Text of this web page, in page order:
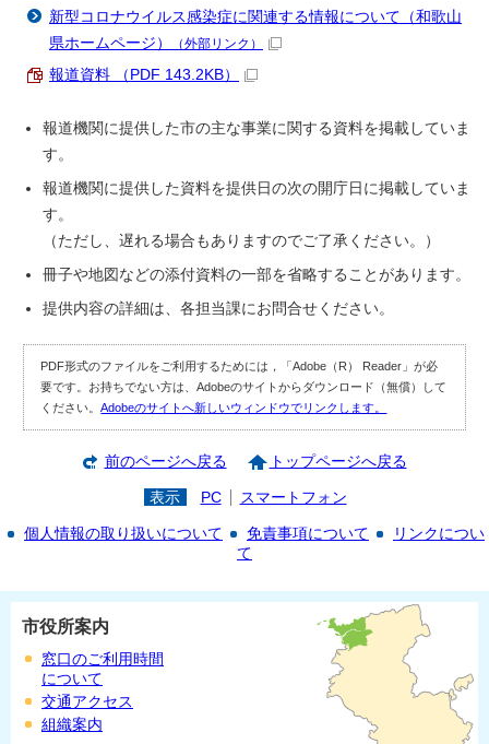
新型コロナウイルス感染症に関連する情報について（和歌山
県ホームページ）
（外部リンク）
報道資料 （PDF 143.2KB）
報道機関に提供した市の主な事業に関する資料を掲載していま
す。
報道機関に提供した資料を提供日の次の開庁日に掲載していま
す。
（ただし、遅れる場合もありますのでご了承ください。）
冊子や地図などの添付資料の一部を省略することがあります。
提供内容の詳細は、各担当課にお問合せください。
PDF形式のファイルをご利用するためには，「Adobe（R） Reader」が必
要です。お持ちでない方は、Adobeのサイトからダウンロード（無償）して
ください。Adobeのサイトへ新しいウィンドウでリンクします。
前のページへ戻る トップページへ戻る
表示 PC スマートフォン
個人情報の取り扱いについて 免責事項について
リンクについ
て
市役所案内
窓口のご利用時間
について
交通アクセス
組織案内